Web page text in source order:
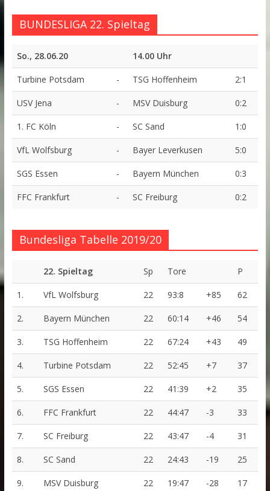
BUNDESLIGA 22. Spieltag
So., 28.06.20 14.00 Uhr
Turbine Potsdam - TSG Hoffenheim 2:1
USV Jena - MSV Duisburg 0:2
1. FC Köln - SC Sand 1:0
VfL Wolfsburg - Bayer Leverkusen 5:0
SGS Essen - Bayern München 0:3
FFC Frankfurt - SC Freiburg 0:2
Bundesliga Tabelle 2019/20
22. Spieltag Sp Tore P
1. VfL Wolfsburg 22 93:8 +85 62
2. Bayern München 22 60:14 +46 54
3. TSG Hoffenheim 22 67:24 +43 49
4. Turbine Potsdam 22 52:45 +7 37
5. SGS Essen 22 41:39 +2 35
6. FFC Frankfurt 22 44:47 -3 33
7. SC Freiburg 22 43:47 -4 31
8. SC Sand 22 24:43 -19 25
9. MSV Duisburg 22 19:47 -28 17